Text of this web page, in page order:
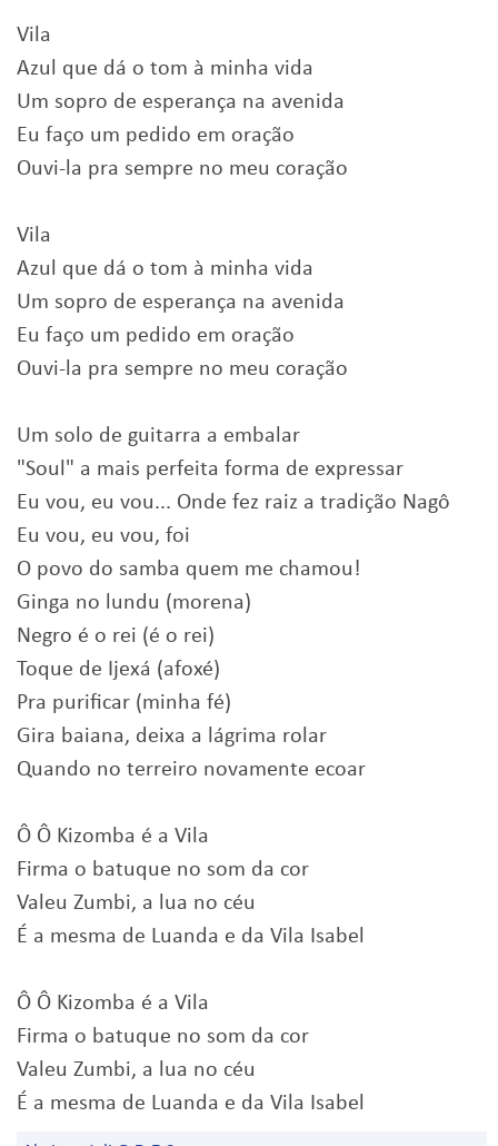
Vila
Azul que dá o tom à minha vida
Um sopro de esperança na avenida
Eu faço um pedido em oração
Ouvi-la pra sempre no meu coração
Vila
Azul que dá o tom à minha vida
Um sopro de esperança na avenida
Eu faço um pedido em oração
Ouvi-la pra sempre no meu coração
Um solo de guitarra a embalar
"Soul" a mais perfeita forma de expressar
Eu vou, eu vou... Onde fez raiz a tradição Nagô
Eu vou, eu vou, foi
O povo do samba quem me chamou!
Ginga no lundu (morena)
Negro é o rei (é o rei)
Toque de Ijexá (afoxé)
Pra purificar (minha fé)
Gira baiana, deixa a lágrima rolar
Quando no terreiro novamente ecoar
Ô Ô Kizomba é a Vila
Firma o batuque no som da cor
Valeu Zumbi, a lua no céu
É a mesma de Luanda e da Vila Isabel
Ô Ô Kizomba é a Vila
Firma o batuque no som da cor
Valeu Zumbi, a lua no céu
É a mesma de Luanda e da Vila Isabel